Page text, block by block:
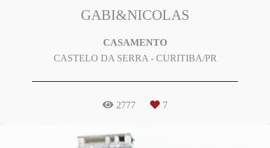
GABI&NICOLAS
CASAMENTO
CASTELO DA SERRA - CURITIBA/PR
2777 7